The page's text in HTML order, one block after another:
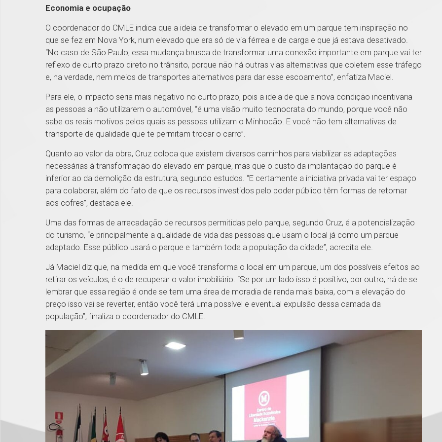
Economia e ocupação
O coordenador do CMLE indica que a ideia de transformar o elevado em um parque tem inspiração no
que se fez em Nova York, num elevado que era só de via férrea e de carga e que já estava desativado.
“No caso de São Paulo, essa mudança brusca de transformar uma conexão importante em parque vai ter
reflexo de curto prazo direto no trânsito, porque não há outras vias alternativas que coletem esse tráfego
e, na verdade, nem meios de transportes alternativos para dar esse escoamento”, enfatiza Maciel.
Para ele, o impacto seria mais negativo no curto prazo, pois a ideia de que a nova condição incentivaria
as pessoas a não utilizarem o automóvel, “é uma visão muito tecnocrata do mundo, porque você não
sabe os reais motivos pelos quais as pessoas utilizam o Minhocão. E você não tem alternativas de
transporte de qualidade que te permitam trocar o carro”.
Quanto ao valor da obra, Cruz coloca que existem diversos caminhos para viabilizar as adaptações
necessárias à transformação do elevado em parque, mas que o custo da implantação do parque é
inferior ao da demolição da estrutura, segundo estudos. “E certamente a iniciativa privada vai ter espaço
para colaborar, além do fato de que os recursos investidos pelo poder público têm formas de retornar
aos cofres”, destaca ele.
Uma das formas de arrecadação de recursos permitidas pelo parque, segundo Cruz, é a potencialização
do turismo, “e principalmente a qualidade de vida das pessoas que usam o local já como um parque
adaptado. Esse público usará o parque e também toda a população da cidade”, acredita ele.
Já Maciel diz que, na medida em que você transforma o local em um parque, um dos possíveis efeitos ao
retirar os veículos, é o de recuperar o valor imobiliário. “Se por um lado isso é positivo, por outro, há de se
lembrar que essa região é onde se tem uma área de moradia de renda mais baixa, com a elevação do
preço isso vai se reverter, então você terá uma possível e eventual expulsão dessa camada da
população”, finaliza o coordenador do CMLE.